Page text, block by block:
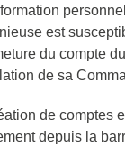
est
du compte du
de sa
de comptes
depuis la